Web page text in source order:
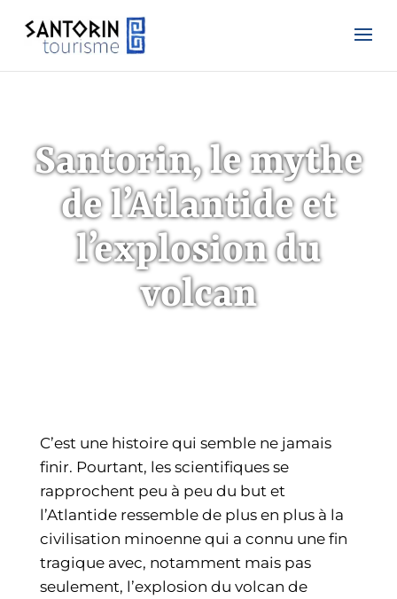
Santorin, le mythe
de l’Atlantide et
l’explosion du
volcan
C’est une histoire qui semble ne jamais
finir. Pourtant, les scientifiques se
rapprochent peu à peu du but et
l’Atlantide ressemble de plus en plus à la
civilisation minoenne qui a connu une fin
tragique avec, notamment mais pas
seulement, l’explosion du volcan de